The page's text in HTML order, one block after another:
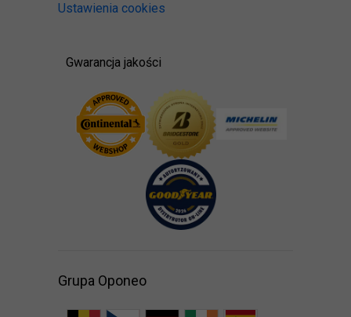
Ustawienia cookies
Gwarancja jakości
Grupa Oponeo